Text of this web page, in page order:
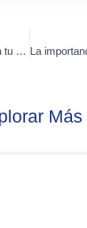
Test Psicométricos en tu negocio
Más